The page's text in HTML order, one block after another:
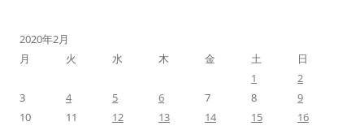
2020年2月
月
火 水 木 金 土
日
1
2
3
4 5 6 7 8
9
10
11 12 13 14 15
16